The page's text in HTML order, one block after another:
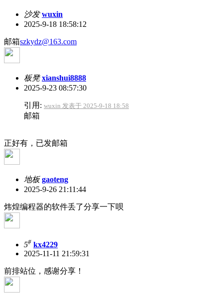
沙发 wuxin
2025-9-18 18:58:12
邮箱szkydz@163.com
板凳 xianshui8888
2025-9-23 08:57:30
引用: wuxin 发表于 2025-9-18 18:58
邮箱
正好有，已发邮箱
地板 gaoteng
2025-9-26 21:11:44
炜煌编程器的软件丢了分享一下呗
5# kx4229
2025-11-11 21:59:31
前排站位，感谢分享！